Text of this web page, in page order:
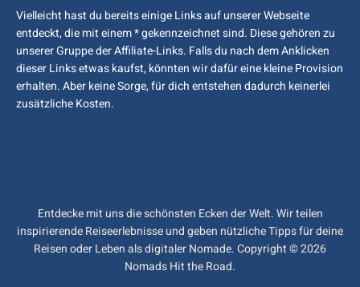
Vielleicht hast du bereits einige Links auf unserer Webseite
entdeckt, die mit einem * gekennzeichnet sind. Diese gehören zu
unserer Gruppe der Affiliate-Links. Falls du nach dem Anklicken
dieser Links etwas kaufst, könnten wir dafür eine kleine Provision
erhalten. Aber keine Sorge, für dich entstehen dadurch keinerlei
zusätzliche Kosten.
Entdecke mit uns die schönsten Ecken der Welt. Wir teilen
inspirierende Reiseerlebnisse und geben nützliche Tipps für deine
Reisen oder Leben als digitaler Nomade. Copyright © 2026
Nomads Hit the Road.